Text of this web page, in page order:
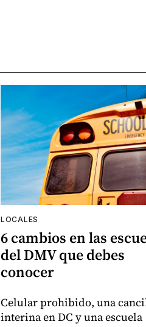
LOCALES
6 cambios en las
del DMV que debes
conocer
Celular prohibido, una
interina en DC y una escuela